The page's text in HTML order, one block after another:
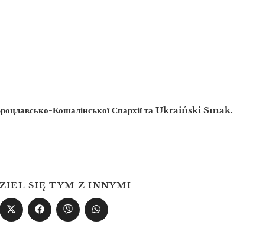
Кошалінської Єпархіїта Ukraiński Smak.
SIĘ TYM Z INNYMI